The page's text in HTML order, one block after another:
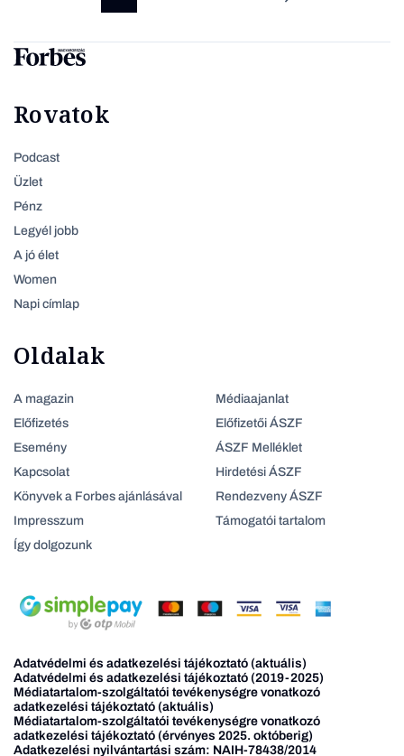
Rovatok
Podcast
Üzlet
Pénz
Legyél jobb
A jó élet
Women
Napi címlap
Oldalak
A magazin
Előfizetés
Esemény
Kapcsolat
Könyvek a Forbes ajánlásával
Impresszum
Így dolgozunk
Médiaajanlat
Előfizetői ÁSZF
ÁSZF Melléklet
Hirdetési ÁSZF
Rendezveny ÁSZF
Támogatói tartalom
Adatvédelmi és adatkezelési tájékoztató (aktuális)
Adatvédelmi és adatkezelési tájékoztató (2019-2025)
Médiatartalom-szolgáltatói tevékenységre vonatkozó
adatkezelési tájékoztató (aktuális)
Médiatartalom-szolgáltatói tevékenységre vonatkozó
adatkezelési tájékoztató (érvényes 2025. októberig)
Adatkezelési nyilvántartási szám: NAIH-78438/2014